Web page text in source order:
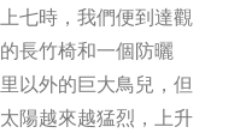
七時，我們便到達觀
長竹椅和一個防曬
以外的巨大鳥兒，但
陽越來越猛烈，上升